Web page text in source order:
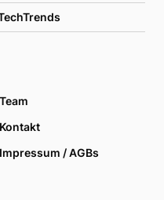
Team
Kontakt
Impressum / AGBs